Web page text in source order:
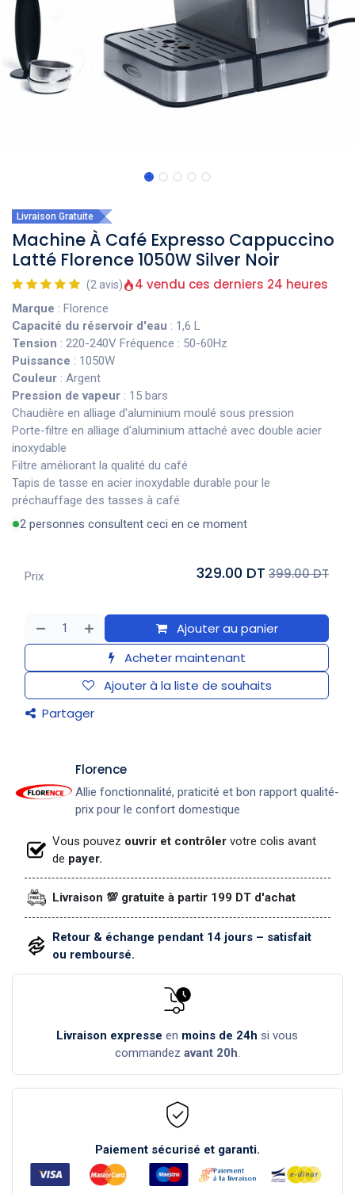
Livraison Gratuite
Machine À Café Expresso Cappuccino
Latté Florence 1050W Silver Noir
(2 avis) 4 vendu ces derniers 24 heures
Marque : Florence
Capacité du réservoir d'eau : 1,6 L
Tension : 220-240V Fréquence : 50-60Hz
Puissance : 1050W
Couleur : Argent
Pression de vapeur : 15 bars
Chaudière en alliage d'aluminium moulé sous pression
Porte-filtre en alliage d'aluminium attaché avec double acier
inoxydable
Filtre améliorant la qualité du café
Tapis de tasse en acier inoxydable durable pour le
préchauffage des tasses à café
2 personnes consultent ceci en ce moment
Ajouter au panier
Acheter maintenant
Ajouter à la liste de souhaits
Partager
Prix 329.00 DT 399.00 DT
​Florence
Allie fonctionnalité, praticité et bon rapport qualité-
prix pour le confort domestique
Vous pouvez ouvrir et contrôler votre colis avant
de payer.
Livraison 💯 gratuite à partir 199 DT d'achat
Retour & échange pendant 14 jours – satisfait
ou remboursé.
Livraison expresse en moins de 24h si vous
commandez avant 20h.
Paiement sécurisé et garanti.